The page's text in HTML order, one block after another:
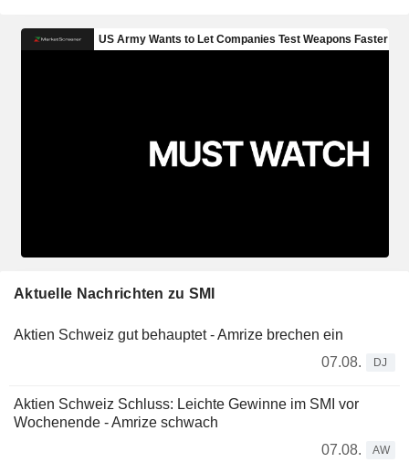
Aktuelle Nachrichten zu SMI
Aktien Schweiz gut behauptet - Amrize brechen ein
07.08.
DJ
Aktien Schweiz Schluss: Leichte Gewinne im SMI vor
Wochenende - Amrize schwach
07.08.
AW